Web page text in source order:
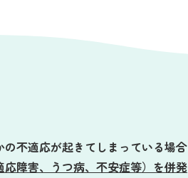
の不適応が起きてしまっている場合
応障害、うつ病、不安症等）を併発